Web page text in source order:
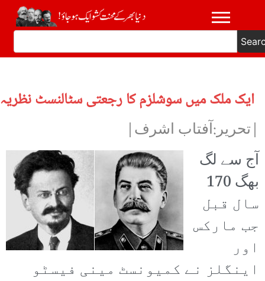
ایک ملک میں سوشلزم کا رجعتی سٹالنسٹ نظریہ
|تحریر:آفتاب اشرف|
آج سے لگ
بھگ 170
سال قبل
جب مارکس
اور
اینگلز نے کمیونسٹ مینی فیسٹو